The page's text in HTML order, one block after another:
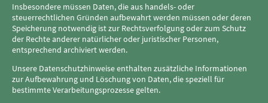
Insbesondere müssen Daten, die aus handels- oder
steuerrechtlichen Gründen aufbewahrt werden müssen oder deren
Speicherung notwendig ist zur Rechtsverfolgung oder zum Schutz
der Rechte anderer natürlicher oder juristischer Personen,
entsprechend archiviert werden.
Unsere Datenschutzhinweise enthalten zusätzliche Informationen
zur Aufbewahrung und Löschung von Daten, die speziell für
bestimmte Verarbeitungsprozesse gelten.